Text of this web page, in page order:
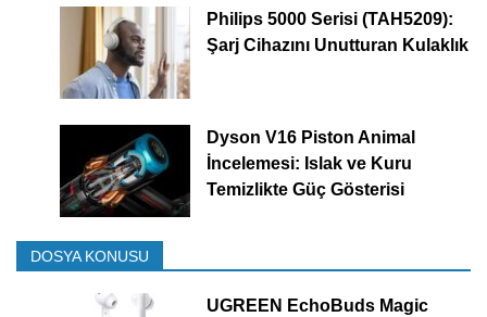
Philips 5000 Serisi (TAH5209):
Şarj Cihazını Unutturan Kulaklık
Dyson V16 Piston Animal
İncelemesi: Islak ve Kuru
Temizlikte Güç Gösterisi
DOSYA KONUSU
UGREEN EchoBuds Magic